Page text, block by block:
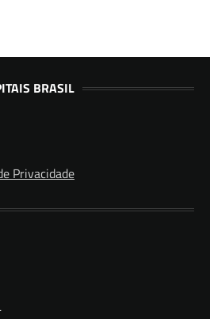
BRASIL
Privacidade